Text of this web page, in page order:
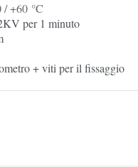
/ +60 °C
per 1 minuto
+ viti per il fissaggio